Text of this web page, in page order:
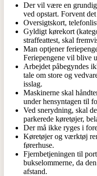
Der vil være en
ved opstart. Forvent
Oversigtskort,
Gyldigt kørekort
straffeattest, skal
Man optjener
Feriepengene vil blive
Arbejdet påbegyndes
tale om store og
isslag.
Maskinerne skal
under hensyntagen til
Ved snerydning, skal
parkerede køretøjer,
Der må ikke ryges i
Køretøjer og værktøj
førerhuse.
Fjernbetjeningen til
bukselommerne, da
afstand.